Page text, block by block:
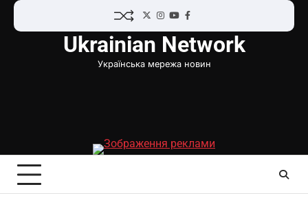
Перейти
TwitterInstagram
YouTubeFacebook
Ukrainian Network
Українська мережа новин